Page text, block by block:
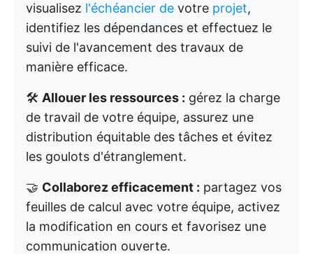
visualisez l'échéancier de votre projet,
identifiez les dépendances et effectuez le
suivi de l'avancement des travaux de
manière efficace.
🛠️ Allouer les ressources : gérez la charge
de travail de votre équipe, assurez une
distribution équitable des tâches et évitez
les goulots d'étranglement.
🤝 Collaborez efficacement : partagez vos
feuilles de calcul avec votre équipe, activez
la modification en cours et favorisez une
communication ouverte.